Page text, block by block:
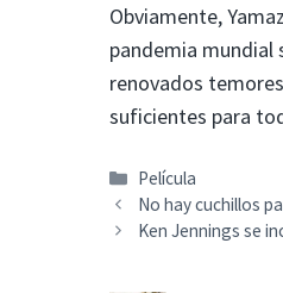
Obviamente,
pandemia mundial
renovados
suficientes para
Categorías
Película
No hay cuchillos
Ken Jennings se